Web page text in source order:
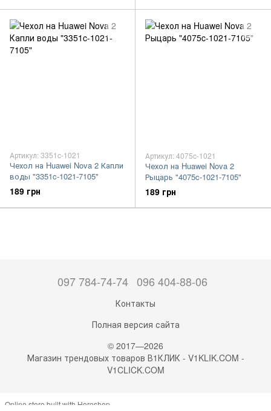
Артикул: 3351c-1021
Чехол на Huawei Nova 2 Капли
воды "3351c-1021-7105"
189 грн
Артикул: 4075c-1021
Чехол на Huawei Nova 2
Рыцарь "4075c-1021-7105"
189 грн
097 784-74-74 096 404-88-06
Контакты
Полная версия сайта
© 2017—2026
Магазин трендовых товаров В1КЛИК - V1KLIK.COM -
V1CLICK.COM
Online store built with Horoshop